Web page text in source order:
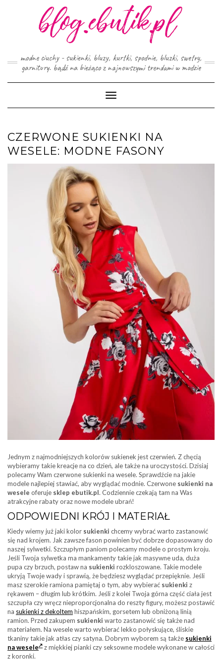
modne ciuchy - sukienki, bluzy, kurtki, spodnie, bluzki, swetry,
garnitury. bądź na bieżąco z najnowszymi trendami w modzie
Toggle
Navigation
CZERWONE SUKIENKI NA
WESELE: MODNE FASONY
Jednym z najmodniejszych kolorów sukienek jest czerwień. Z chęcią
wybieramy takie kreacje na co dzień, ale także na uroczystości. Dzisiaj
polecamy Wam czerwone sukienki na wesele. Sprawdźcie na jakie
modele najlepiej stawiać, aby wyglądać modnie. Czerwone sukienki na
wesele oferuje sklep ebutik.pl. Codziennie czekają tam na Was
atrakcyjne rabaty oraz nowe modele ubrań!
ODPOWIEDNI KRÓJ I MATERIAŁ
Kiedy wiemy już jaki kolor sukienki chcemy wybrać warto zastanowić
się nad krojem. Jak zawsze fason powinien być dobrze dopasowany do
naszej sylwetki. Szczupłym paniom polecamy modele o prostym kroju.
Jeśli Twoja sylwetka ma mankamenty takie jak masywne uda, duża
pupa czy brzuch, postaw na sukienki rozkloszowane. Takie modele
ukryją Twoje wady i sprawią, że będziesz wyglądać przepięknie. Jeśli
masz szerokie ramiona pamiętaj o tym, aby wybierać sukienki z
rękawem – długim lub krótkim. Jeśli z kolei Twoja górna część ciała jest
szczupła czy wręcz nieproporcjonalna do reszty figury, możesz postawić
na sukienki z dekoltem hiszpańskim, gorsetem lub obniżoną linią
ramion. Przed zakupem sukienki warto zastanowić się także nad
materiałem. Na wesele warto wybierać lekko połyskujące, śliskie
tkaniny takie jak atłas czy satyna. Dobrym wyborem są także sukienki
na wesele
z miękkiej pianki czy seksowne modele wykonane w całości
z koronki.